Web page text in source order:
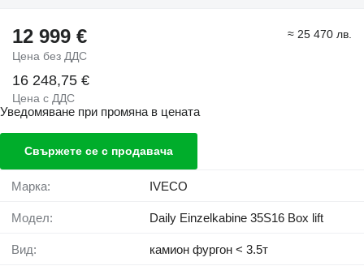
12 999 €
Цена без ДДС
≈ 25 470 лв.
16 248,75 €
Цена с ДДС
Уведомяване при промяна в цената
Свържете се с продавача
Марка: IVECO
Модел: Daily Einzelkabine 35S16 Box lift
Вид: камион фургон < 3.5т